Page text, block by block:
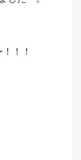
！！